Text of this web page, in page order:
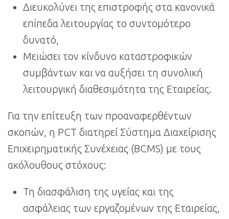
Διευκολύνει της επιστροφής στα κανονικά
επίπεδα λειτουργίας το συντομότερο
δυνατό,
Μειώσει τον κίνδυνο καταστροφικών
συμβάντων και να αυξήσει τη συνολική
λειτουργική διαθεσιμότητα της Εταιρείας.
Για την επίτευξη των προαναφερθέντων
σκοπών, η PCT διατηρεί Σύστημα Διαχείρισης
Επιχειρηματικής Συνέχειας (BCMS) με τους
ακόλουθους στόχους:
Τη διασφάλιση της υγείας και της
ασφάλειας των εργαζομένων της Εταιρείας,